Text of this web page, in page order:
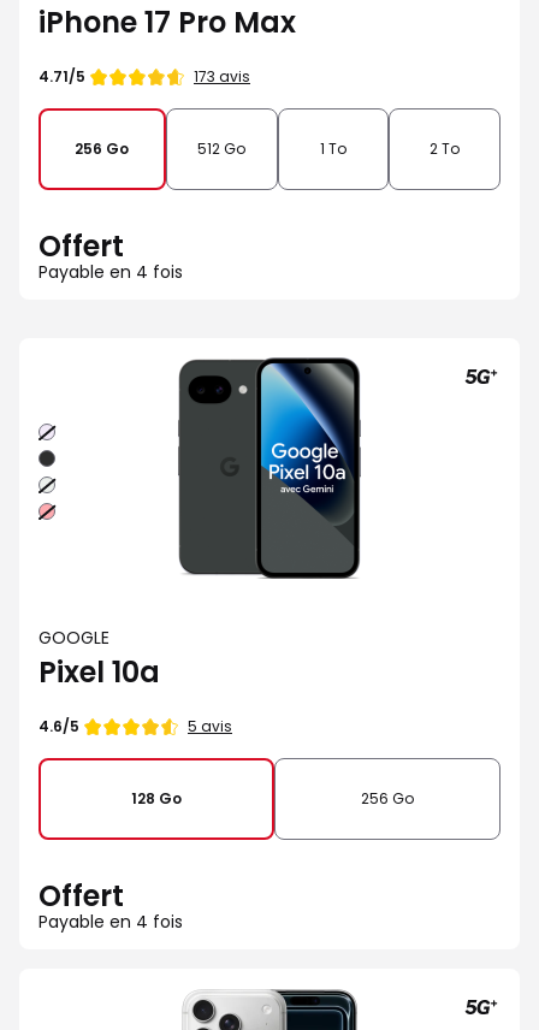
iPhone 17 Pro Max
Note
4.71/5 173 avis
256 Go 512 Go 1 To 2 To
Offert
Payable en 4 fois
Lavande
Noir
volcanique
Brume
Rouge
framboise
GOOGLE
Pixel 10a
Note
4.6/5 5 avis
128 Go 256 Go
Offert
Payable en 4 fois